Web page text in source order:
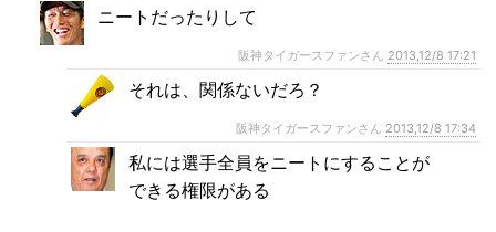
ニートだったりして
阪神タイガースファンさん 2013,12/8 17:21
それは、関係ないだろ？
阪神タイガースファンさん 2013,12/8 17:34
私には選手全員をニートにすることが
できる権限がある